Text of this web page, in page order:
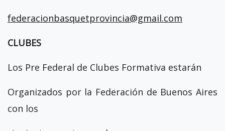
federacionbasquetprovincia@gmail.com
CLUBES
Los Pre Federal de Clubes Formativa estarán
Organizados por la Federación de Buenos Aires
con los